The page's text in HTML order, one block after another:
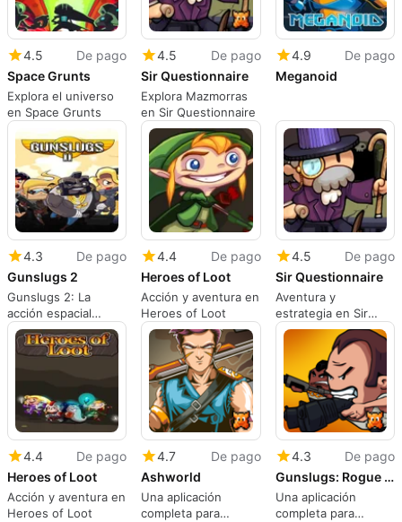
4.5
De pago
Space Grunts
Explora el universo
en Space Grunts
4.5
De pago
Sir Questionnaire
Explora Mazmorras
en Sir Questionnaire
4.9
De pago
Meganoid
4.3
De pago
Gunslugs 2
Gunslugs 2: La
acción espacial
desenfrenada
4.4
De pago
Heroes of Loot
Acción y aventura en
Heroes of Loot
4.5
De pago
Sir Questionnaire
Aventura y
estrategia en Sir
Questionnaire
4.4
De pago
Heroes of Loot
Acción y aventura en
Heroes of Loot
4.7
De pago
Ashworld
Una aplicación
completa para
4.3
De pago
Gunslugs: Rogue Tactics
Una aplicación
completa para